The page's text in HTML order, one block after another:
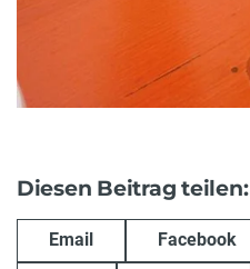
Diesen Beitrag teilen:
Email Facebook